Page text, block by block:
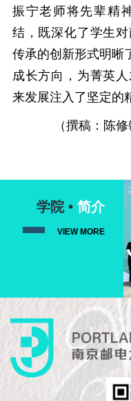
振宁老师将先辈精
结，既深化了学生
传承的创新形式明晰
成长方向，为菁英
来发展注入了坚定的
（撰稿：陈修
学院 •简介
VIEW MORE